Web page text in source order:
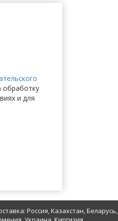
обработку
и для
Россия, Казахстан, Беларусь,